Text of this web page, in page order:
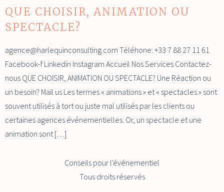
QUE CHOISIR, ANIMATION OU
SPECTACLE?
agence@harlequinconsulting.com Téléhone: +33 7 88 27 11 61
Facebook-f Linkedin Instagram Accueil Nos Services Contactez-
nous QUE CHOISIR, ANIMATION OU SPECTACLE? Une Réaction ou
un besoin? Mail us Les termes « animations » et « spectacles » sont
souvent utilisés à tort ou juste mal utilisés par les clients ou
certaines agences événementielles. Or, un spectacle et une
animation sont […]
Conseils pour l'événementiel
Tous droits réservés